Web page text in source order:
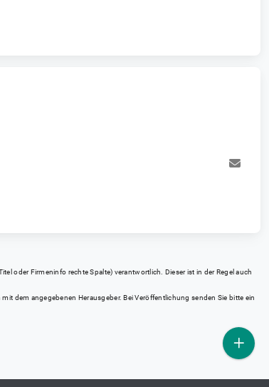
oder Firmeninfo rechte Spalte) verantwortlich. Dieser ist in der Regel auch
dem angegebenen Herausgeber. Bei Veröffentlichung senden Sie bitte ein